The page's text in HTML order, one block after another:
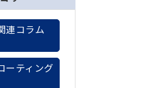
連コラム
ーティング